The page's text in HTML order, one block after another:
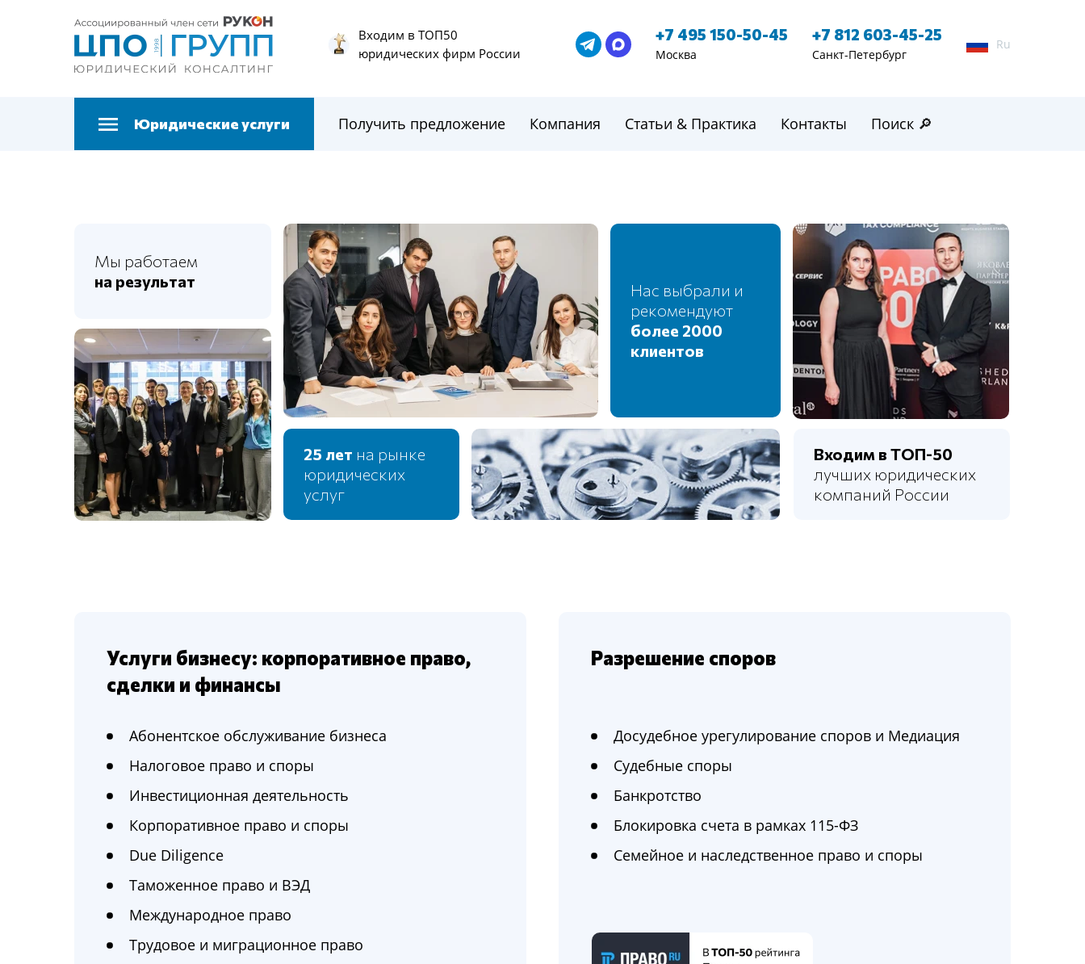
Входим в ТОП50
юридических фирм России
+7 495 150-50-45
Москва
+7 812 603-45-25
Санкт-Петербург
Ru
Юридические услуги Получить предложение Компания Статьи & Практика Контакты Поиск 🔎
Нас выбрали и
рекомендуют
более 2000
клиентов
Входим в ТОП-50
лучших юридических
компаний России
25 лет на рынке
юридических
услуг
Мы работаем
на результат
Услуги бизнесу: корпоративное право,
сделки и финансы
Абонентское обслуживание бизнеса
Налоговое право и споры
Инвестиционная деятельность
Корпоративное право и споры
Due Diligence
Таможенное право и ВЭД
Международное право
Трудовое и миграционное право
Разрешение споров
Досудебное урегулирование споров и Медиация
Судебные споры
Банкротство
Блокировка счета в рамках 115-ФЗ
Семейное и наследственное право и споры